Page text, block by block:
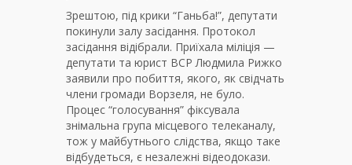
Зрештою, під крики “Ганьба!”, депутати
покинули залу засідання. Протокол
засідання відібрали. Приїхала міліція —
депутати та юрист ВСР Людмила Рижко
заявили про побиття, якого, як свідчать
члени громади Ворзеля, не було.
Процес “голосування” фіксувала
знімальна група місцевого телеканалу,
тож у майбутнього слідства, якщо таке
відбудеться, є незалежні відеодокази.